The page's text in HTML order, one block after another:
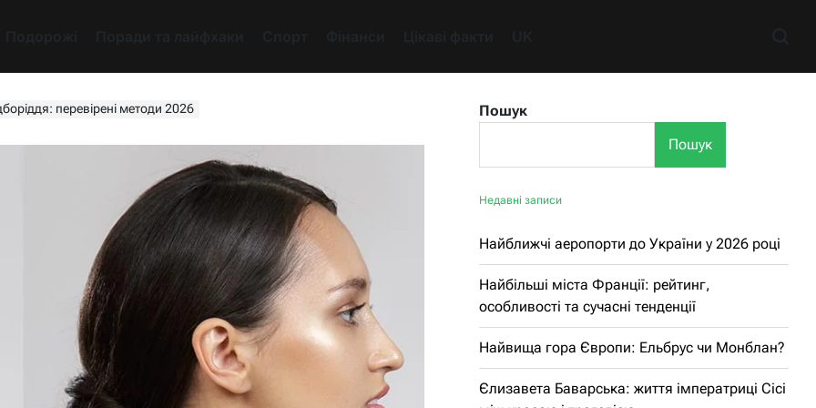
перевірені методи 2026
Пошук
Пошук
Недавні записи
Найближчі аеропорти до України у 2026 році
Найбільші міста Франції: рейтинг,
особливості та сучасні тенденції
Найвища гора Європи: Ельбрус чи Монблан?
Єлизавета Баварська: життя імператриці Сісі